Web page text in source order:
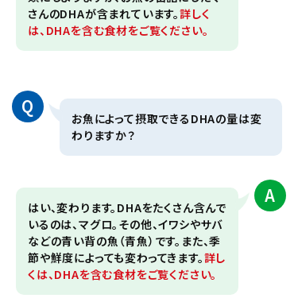
さんのDHAが含まれています。詳しく
は、DHAを含む食材をご覧ください。
Q
お魚によって摂取できるDHAの量は変
わりますか？
A
はい、変わります。DHAをたくさん含んで
いるのは、マグロ。その他、イワシやサバ
などの青い背の魚（青魚）です。また、季
節や鮮度によっても変わってきます。詳し
くは、DHAを含む食材をご覧ください。